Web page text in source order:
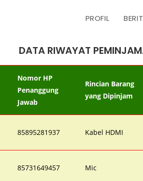
PROFIL
DATA RIWAYAT
Nomor HP
Penanggung
Jawab
Rincian Barang
yang Dipinjam
85895281937 Kabel HDMI
85731649457 Mic